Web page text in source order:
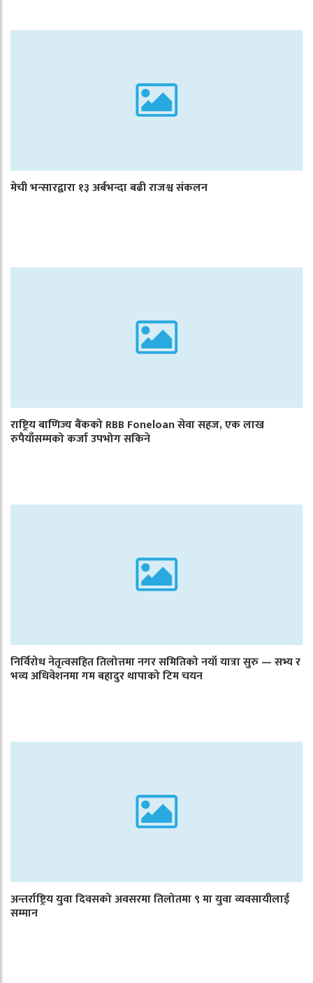
मेची भन्सारद्वारा १३ अर्बभन्दा बढी राजश्व संकलन
राष्ट्रिय बाणिज्य बैंकको RBB Foneloan सेवा सहज, एक लाख
रुपैयाँसम्मको कर्जा उपभोग सकिने
निर्विरोध नेतृत्वसहित तिलोत्तमा नगर समितिको नयाँ यात्रा सुरु — सभ्य र
भव्य अधिवेशनमा गम बहादुर थापाको टिम चयन
अन्तर्राष्ट्रिय युवा दिवसको अवसरमा तिलोतमा ९ मा युवा व्यवसायीलाई
सम्मान